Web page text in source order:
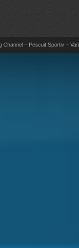
Channel – Pescuit Sportiv –